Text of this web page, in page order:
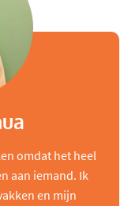
omdat het heel
aan iemand. Ik
en mijn